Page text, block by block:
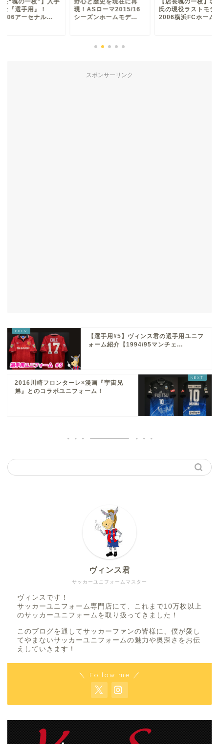
長“魂の一枚”】入手
な『選手用』！
06アーセナル...
野心と歴史を現在に再
現！ASローマ2015/16
シーズンホームモデ...
【店長魂の一枚】城
氏の現役ラストモデ
2006横浜FCホーム
スポンサーリンク
【選手用#5】ヴィンス君の選手用ユニフ
ォーム紹介【1994/95マンチェ...
2016川崎フロンターレ×漫画『宇宙兄
弟』とのコラボユニフォーム！
サッカーユニフォームマスター
ヴィンス君
ヴィンスです！
サッカーユニフォーム専門店にて、これまで10万枚以上
のサッカーユニフォームを取り扱ってきました！
このブログを通してサッカーファンの皆様に、僕が愛し
てやまないサッカーユニフォームの魅力や奥深さをお伝
えしていきます！
＼ Follow me ／